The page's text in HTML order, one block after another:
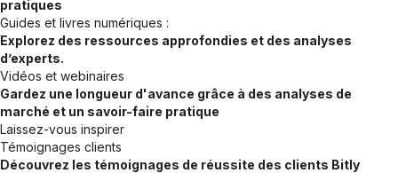
pratiques
Guides et livres numériques :
Explorez des ressources approfondies et des analyses
d’experts.
Vidéos et webinaires
Gardez une longueur d'avance grâce à des analyses de
marché et un savoir-faire pratique
Laissez-vous inspirer
Témoignages clients
Découvrez les témoignages de réussite des clients Bitly